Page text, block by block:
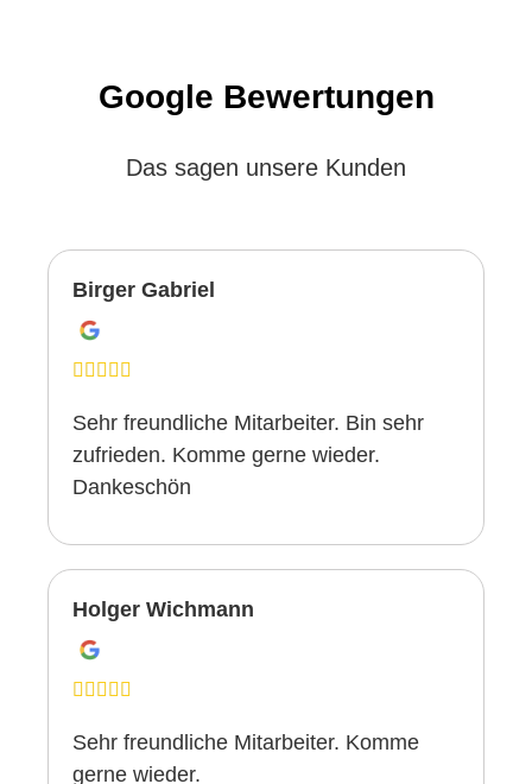
Google Bewertungen
Das sagen unsere Kunden
Birger Gabriel
Sehr freundliche Mitarbeiter. Bin sehr
zufrieden. Komme gerne wieder.
Dankeschön
Holger Wichmann
Sehr freundliche Mitarbeiter. Komme
gerne wieder.